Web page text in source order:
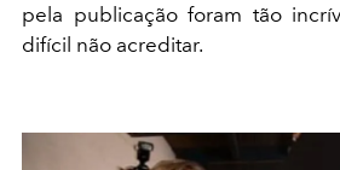
pela publicação foram tão
difícil não acreditar.